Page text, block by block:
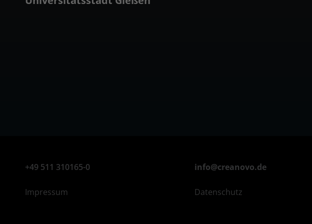
+49 511 310165-0 info@creanovo.de
Impressum Datenschutz